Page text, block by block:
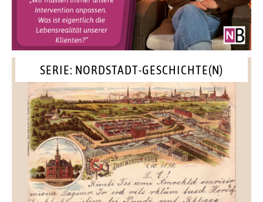
SERIE: NORDSTADT-GESCHICHTE(N)